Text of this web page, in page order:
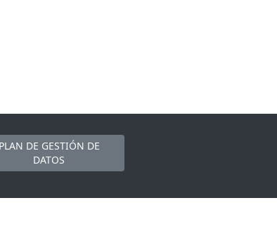
PLAN DE GESTIÓN DE
DATOS